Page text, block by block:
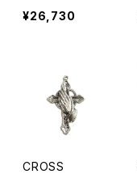
shoe Necklac
¥26,730
CROSS